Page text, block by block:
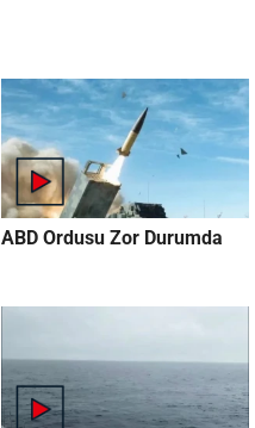
ABD Ordusu Zor Durumda